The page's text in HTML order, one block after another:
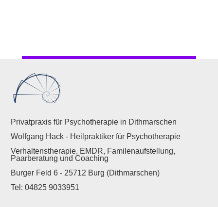
Privatpraxis für Psychotherapie in Dithmarschen
Wolfgang Hack - Heilpraktiker für Psychotherapie
Verhaltenstherapie, EMDR, Familenaufstellung,
Paarberatung und Coaching
Burger Feld 6 - 25712 Burg (Dithmarschen)
Tel: 04825 9033951